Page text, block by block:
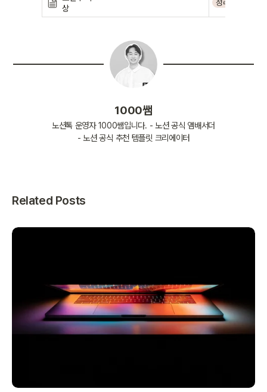
상
정리
1000쌤
노션톡 운영자 1000쌤입니다. - 노션 공식 앰배서더
- 노션 공식 추천 템플릿 크리에이터
Related Posts